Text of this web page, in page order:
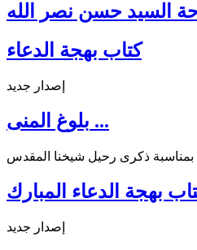
السيد حسن نصر الله
كتاب بهجة الدعاء
إصدار جديد
بلوغ المنى ...
بمناسبة ذكرى رحيل شيخنا المقدس
بهجة الدعاء المبارك
إصدار جديد